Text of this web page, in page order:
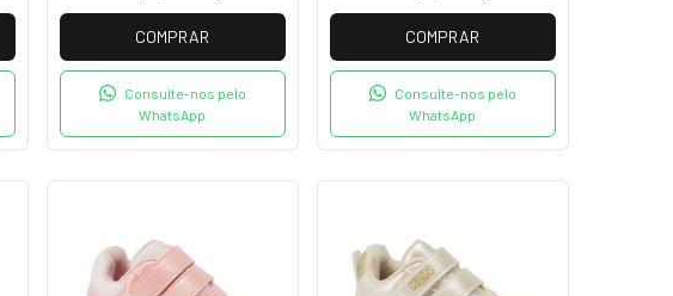
COMPRAR
Consulte-nos pelo
WhatsApp
COMPRAR
Consulte-nos pelo
WhatsApp